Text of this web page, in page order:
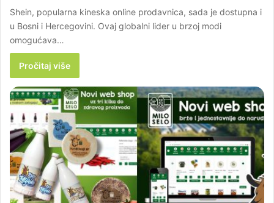
Shein, popularna kineska online prodavnica, sada je dostupna i
u Bosni i Hercegovini. Ovaj globalni lider u brzoj modi
omogućava…
Pročitaj više